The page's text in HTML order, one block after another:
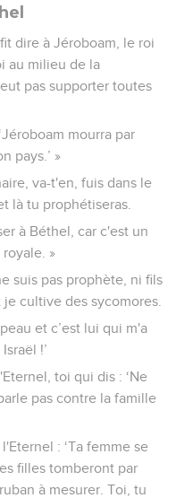
dire à Jéroboam, le roi
au milieu de la
pas supporter toutes
mourra par
pays.’ »
va-t'en, fuis dans le
là tu prophétiseras.
à Béthel, car c'est un
»
suis pas prophète, ni fils
cultive des sycomores.
et c’est lui qui m'a
!’
toi qui dis : ‘Ne
pas contre la famille
: ‘Ta femme se
filles tomberont par
à mesurer. Toi, tu